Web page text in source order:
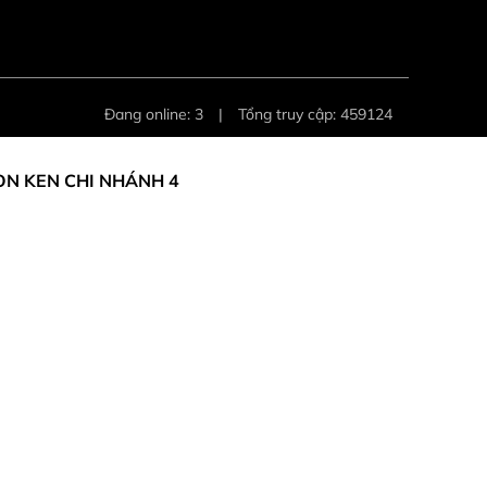
Đang online: 3 | Tổng truy cập: 459124
KEN CHI NHÁNH 4